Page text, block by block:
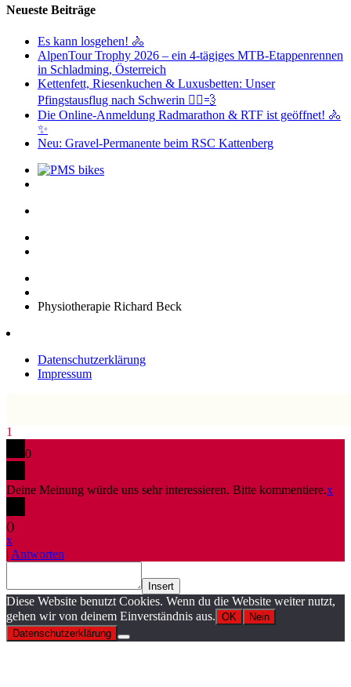
Neueste Beiträge
Es kann losgehen! 🚴
AlpenTour Trophy 2026 – ein 4-tägiges MTB-Etappenrennen
in Schladming, Österreich
Kettenfett, Riesenkuchen & Luxusbetten: Unser
Pfingstausflug nach Schwerin 🚴‍♂️💨
Die Online-Anmeldung Radmarathon & RTF ist geöffnet! 🚴
✨
Neu: Gravel-Permanente beim RSC Kattenberg
Physiotherapie Richard Beck
Datenschutzerklärung
Impressum
1
0
Deine Meinung würde uns sehr interessieren. Bitte kommentiere.x
()
x
| Antworten
Insert
Diese Website benutzt Cookies. Wenn du die Website weiter nutzt,
gehen wir von deinem Einverständnis aus. OK
Nein
Datenschutzerklärung